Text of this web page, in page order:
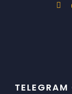
TELEGRAM